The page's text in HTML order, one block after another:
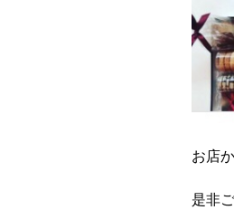
お店
是非